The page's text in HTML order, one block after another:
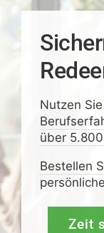
Nutzen Sie
über
Bestellen
Zeit